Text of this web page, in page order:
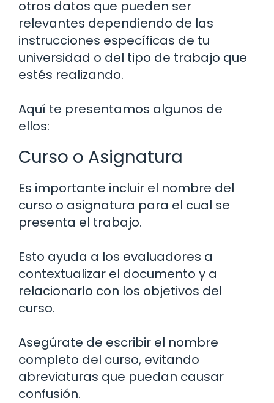
otros datos que pueden ser
relevantes dependiendo de las
instrucciones específicas de tu
universidad o del tipo de trabajo que
estés realizando.
Aquí te presentamos algunos de
ellos:
Curso o Asignatura
Es importante incluir el nombre del
curso o asignatura para el cual se
presenta el trabajo.
Esto ayuda a los evaluadores a
contextualizar el documento y a
relacionarlo con los objetivos del
curso.
Asegúrate de escribir el nombre
completo del curso, evitando
abreviaturas que puedan causar
confusión.